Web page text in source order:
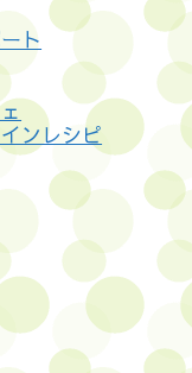
ト
ンレシピ